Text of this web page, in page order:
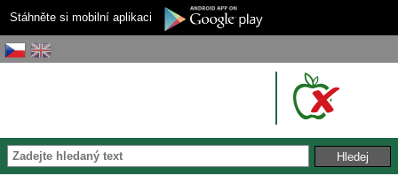
Stáhněte si mobilní aplikaci